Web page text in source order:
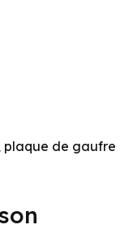
plaque de gaufre